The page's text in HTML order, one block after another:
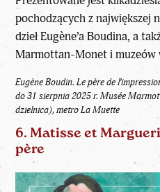
pochodzących z największej
dzieł Eugène’a Boudina, a
Marmottan-Monet i muzeów
Eugène Boudin. Le père de
do 31 sierpnia 2025 r. Musée
dzielnica), metro La Muette
6. Matisse et
père